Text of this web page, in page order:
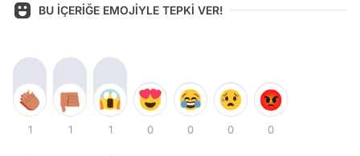
BU İÇERİĞE EMOJİYLE TEPKİ VER!
1 1 1 0 0 0 0